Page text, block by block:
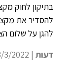
בתיקון לחוק
להסדיר את
להגן על שלום
דעות | 13/3/2022 |